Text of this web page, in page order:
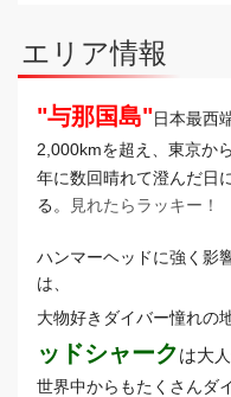
エリア情報
"与那国島"日本最西
2,000kmを超え、 東京か
年に数回晴れて澄んだ日
る。
見れたらラッキー！
ハンマーヘッドに強く影
は、
大物好きダイバー憧れの
ッドシャークは大
世界中からもたくさんダ